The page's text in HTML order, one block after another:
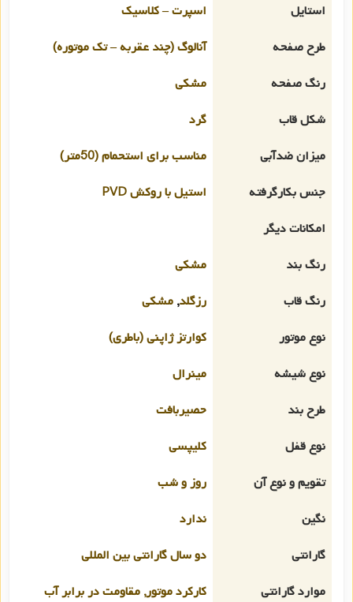
استایل
اسپرت – کلاسیک
طرح صفحه
آنالوگ (چند عقربه – تک موتوره)
رنگ صفحه
مشکی
شکل قاب
گرد
میزان ضدآبی
مناسب برای استحمام (50متر)
جنس بکارگرفته
استیل با روکش PVD
امکانات دیگر
رنگ بند
مشکی
رنگ قاب
رزگلد, مشکی
نوع موتور
کوارتز ژاپنی (باطری)
نوع شیشه
مینرال
طرح بند
حصیربافت
نوع قفل
کلیپسی
تقویم و نوع آن
روز و شب
نگین
ندارد
گارانتی
دو سال گارانتی بین المللی
موارد گارانتی
کارکرد موتور, مقاومت در برابر آب